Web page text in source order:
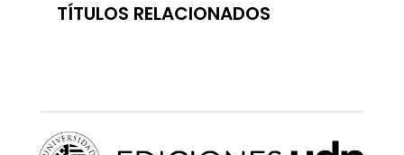
TÍTULOS RELACIONADOS